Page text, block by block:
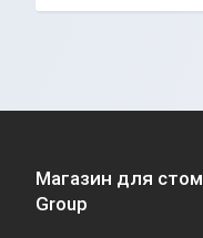
Магазин для
Group